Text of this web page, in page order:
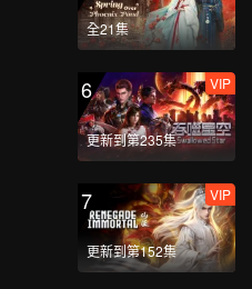
全21集
6
更新到第235集
VIP
7
更新到第152集
VIP